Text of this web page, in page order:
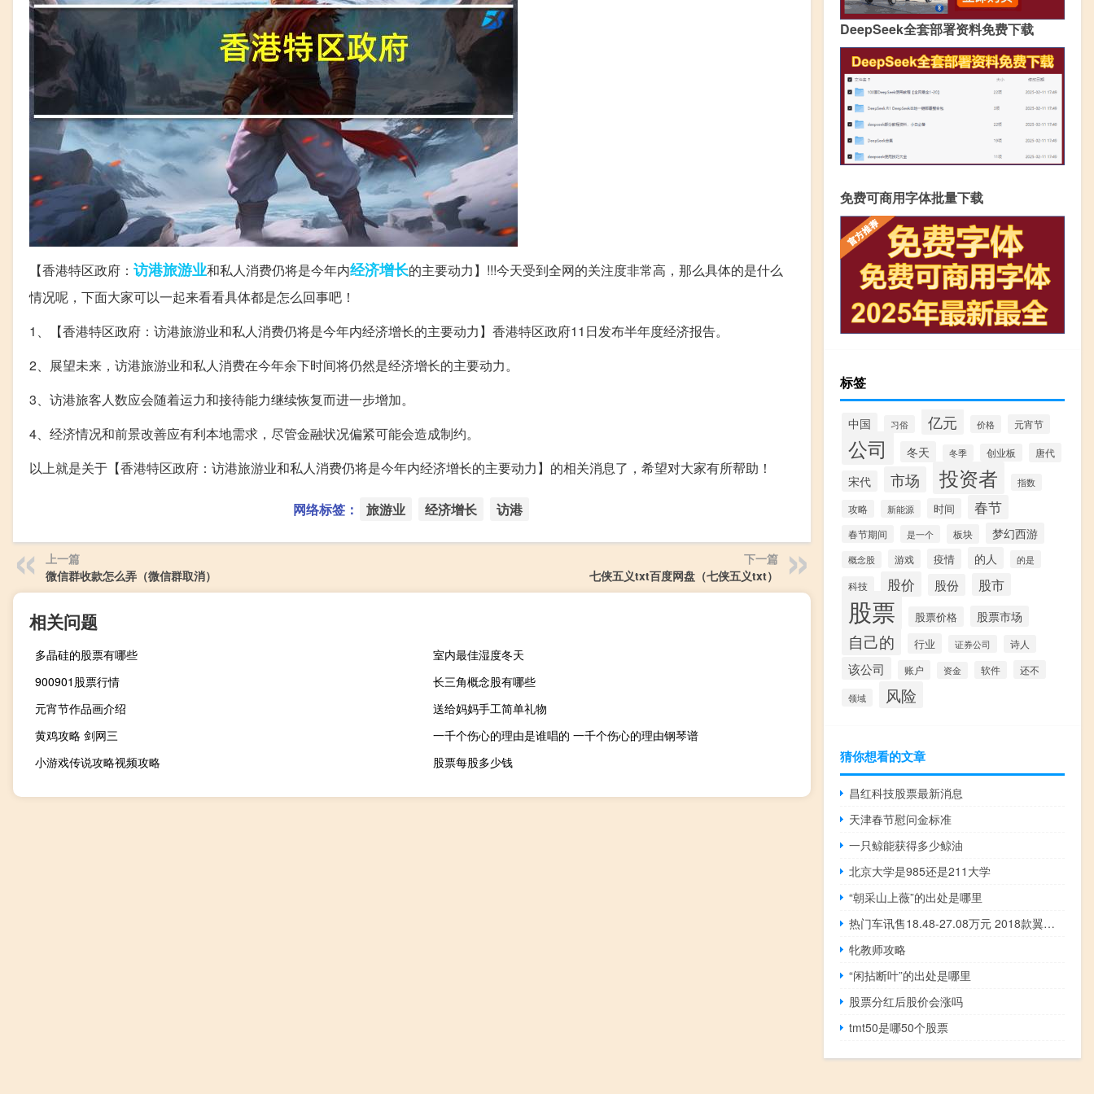
【香港特区政府： 访港旅游业和私人消费仍将是今年内经济增长的主要动力】!!!今天受到全网的关注度非常高，那么具体的是什么
情况呢，下面大家可以一起来看看具体都是怎么回事吧！
1、【香港特区政府：访港旅游业和私人消费仍将是今年内经济增长的主要动力】香港特区政府11日发布半年度经济报告。
2、展望未来，访港旅游业和私人消费在今年余下时间将仍然是经济增长的主要动力。
3、访港旅客人数应会随着运力和接待能力继续恢复而进一步增加。
4、经济情况和前景改善应有利本地需求，尽管金融状况偏紧可能会造成制约。
以上就是关于【香港特区政府：访港旅游业和私人消费仍将是今年内经济增长的主要动力】的相关消息了，希望对大家有所帮助！
网络标签： 旅游业 经济增长 访港
上一篇
微信群收款怎么弄（微信群取消）
下一篇
七侠五义txt百度网盘（七侠五义txt）
相关问题
多晶硅的股票有哪些
室内最佳湿度冬天
900901股票行情
长三角概念股有哪些
元宵节作品画介绍
送给妈妈手工简单礼物
黄鸡攻略 剑网三
一千个伤心的理由是谁唱的 一千个伤心的理由钢琴谱
小游戏传说攻略视频攻略
股票每股多少钱
DeepSeek全套部署资料免费下载
免费可商用字体批量下载
标签
中国 习俗 亿元 价格 元宵节
公司 冬天 冬季 创业板 唐代
宋代 市场 投资者 指数
攻略 新能源 时间 春节
春节期间 是一个 板块 梦幻西游
概念股 游戏 疫情 的人 的是
科技 股价 股份 股市
股票 股票价格 股票市场
自己的 行业 证券公司 诗人
该公司 账户 资金 软件 还不
领域 风险
猜你想看的文章
昌红科技股票最新消息
天津春节慰问金标准
一只鲸能获得多少鲸油
北京大学是985还是211大学
“朝采山上薇”的出处是哪里
热门车讯售18.48-27.08万元 2018款翼虎正式上市
牝教师攻略
“闲拈断叶”的出处是哪里
股票分红后股价会涨吗
tmt50是哪50个股票